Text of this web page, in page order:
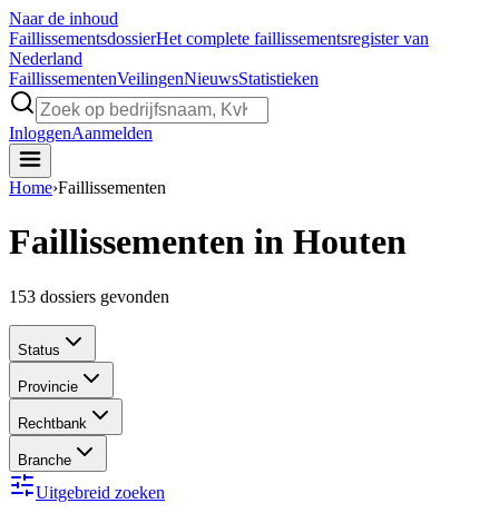
Naar de inhoud
FaillissementsdossierHet complete faillissementsregister van
Nederland
FaillissementenVeilingenNieuwsStatistieken
InloggenAanmelden
Home›Faillissementen
Faillissementen in Houten
153 dossiers gevonden
Status
Provincie
Rechtbank
Branche
Uitgebreid zoeken